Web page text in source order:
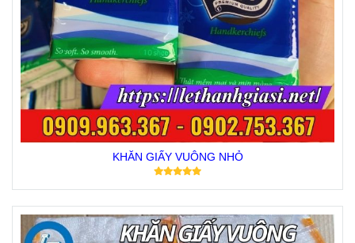
KHĂN GIẤY VUÔNG NHỎ